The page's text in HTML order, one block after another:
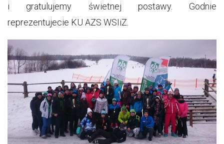
i gratulujemy świetnej postawy. Godnie
reprezentujecie KU AZS WSIiZ.